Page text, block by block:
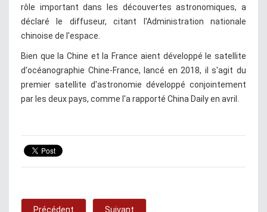
rôle important dans les découvertes astronomiques, a
déclaré le diffuseur, citant l'Administration nationale
chinoise de l'espace.
Bien que la Chine et la France aient développé le satellite
d'océanographie Chine-France, lancé en 2018, il s'agit du
premier satellite d'astronomie développé conjointement
par les deux pays, comme l'a rapporté China Daily en avril.
Précédent Suivant